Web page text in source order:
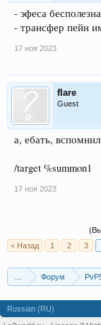
- эфеса бесполезна
- трансфер пейн
17 ноя 2023
flare
Guest
а, ебать,
/target %summon1
17 ноя 2023
< Назад
1 2 3
Форум
Russian (RU)